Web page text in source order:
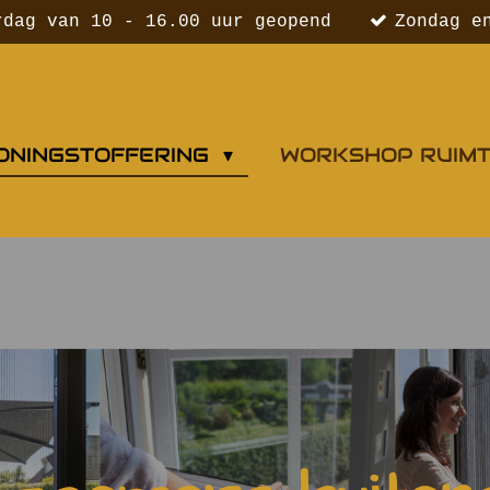
van 10 - 16.00 uur geopend Zondag
WORKSHOP